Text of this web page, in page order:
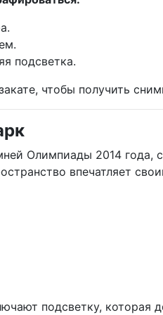
подсветка.
чтобы получить
Олимпиады 2014 года,
впечатляет
подсветку, которая